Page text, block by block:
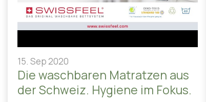
15. Sep 2020
Die waschbaren Matratzen aus
der Schweiz. Hygiene im Fokus.